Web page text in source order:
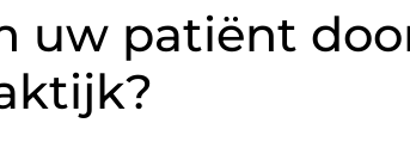
uw patiënt